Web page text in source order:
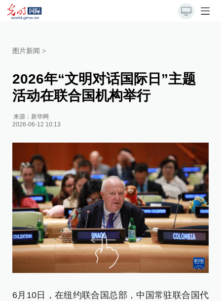
图片新闻 >
2026年“文明对话国际日”主题
活动在联合国机构举行
来源： 新华网
2026-06-12 10:13
6月10日，在纽约联合国总部，中国常驻联合国代